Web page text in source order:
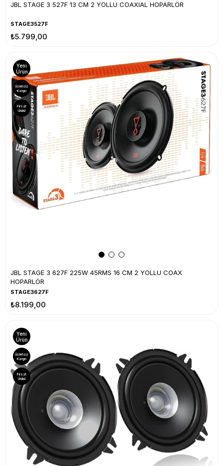
JBL STAGE 3 527F 13 CM 2 YOLLU COAXIAL HOPARLÖR
STAGE3527F
₺5.799,00
JBL STAGE 3 627F 225W 45RMS 16 CM 2 YOLLU COAX
HOPARLÖR
STAGE3627F
₺8.199,00
Yeni
Ürün
Ücretsiz
Kargo
Fırsat
Ürünü
Yeni
Ürün
Ücretsiz
Kargo
Fırsat
Ürünü